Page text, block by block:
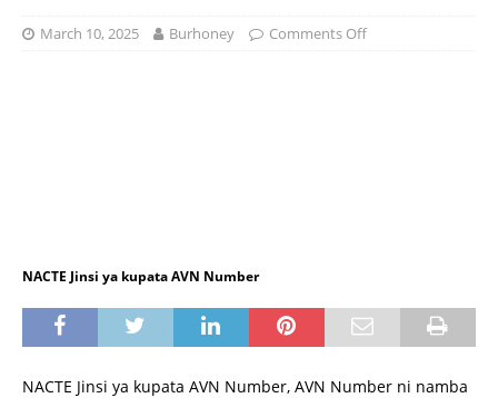
March 10, 2025 Burhoney Comments Off
NACTE Jinsi ya kupata AVN Number
NACTE Jinsi ya kupata AVN Number, AVN Number ni namba